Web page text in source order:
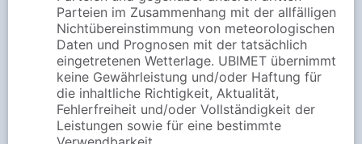
Parteien im Zusammenhang mit der allfälligen
Nichtübereinstimmung von meteorologischen
Daten und Prognosen mit der tatsächlich
eingetretenen Wetterlage. UBIMET übernimmt
keine Gewährleistung und/oder Haftung für
die inhaltliche Richtigkeit, Aktualität,
Fehlerfreiheit und/oder Vollständigkeit der
Leistungen sowie für eine bestimmte